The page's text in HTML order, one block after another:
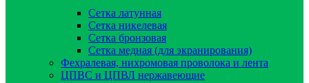
Сетка латунная
Сетка никелевая
Сетка бронзовая
Сетка медная (для экранирования)
Фехралевая, нихромовая проволока и лента
ЦПВС и ЦПВЛ нержавеющие